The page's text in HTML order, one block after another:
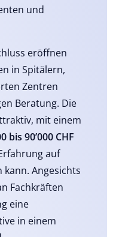
und
eröffnen
in Spitälern,
Zentren
Beratung. Die
mit einem
bis 90’000 CHF
auf
kann. Angesichts
Fachkräften
eine
in einem